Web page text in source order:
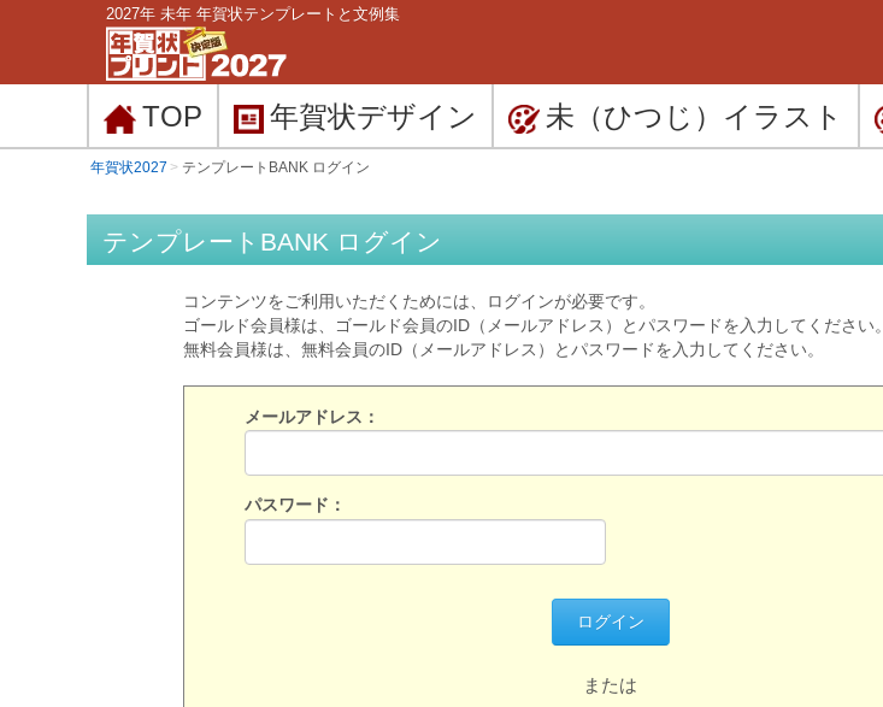
2027年 未年 年賀状テンプレートと文例集
TOP 年賀状デザイン 未（ひつじ） イラスト
年賀状2027 テンプレートBANK ログイン
テンプレートBANK ログイン
コンテンツをご利用いただくためには、ログインが必要です。
ゴールド会員様は、ゴールド会員のID（メールアドレス）とパスワードを入力してください。
無料会員様は、無料会員のID（メールアドレス）とパスワードを入力してください。
メールアドレス：
パスワード：
または